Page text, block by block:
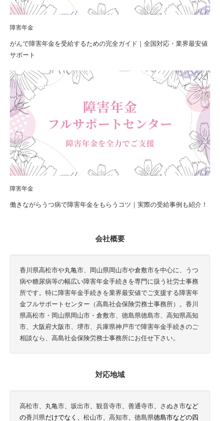
障害年金
がんで障害年金を受給するための完全ガイド｜全国対応・業界最安値
サポート
障害年金
働きながらうつ病で障害年金をもらうコツ｜実際の受給事例も紹介！
会社概要
香川県高松市や丸亀市、岡山県岡山市や倉敷市を中心に、うつ
病や糖尿病等の幅広い障害年金手続きを専門に扱う社労士事務
所です。特に障害年金手続きを業界最安値でご支援する障害年
金フルサポートセンター（高島社会保険労務士事務所）。香川
県高松市・岡山県岡山市・倉敷市、徳島県徳島市、高知県高知
市、大阪府大阪市、堺市、兵庫県神戸市で障害年金手続きのご
相談なら、高島社会保険労務士事務所にお任せ下さい。
対応地域
高松市、 丸亀市 坂出市 観音寺市 善通寺市 さぬき市など
の香川県だけでなく、 松山市 高知市 徳島県徳島市などの四